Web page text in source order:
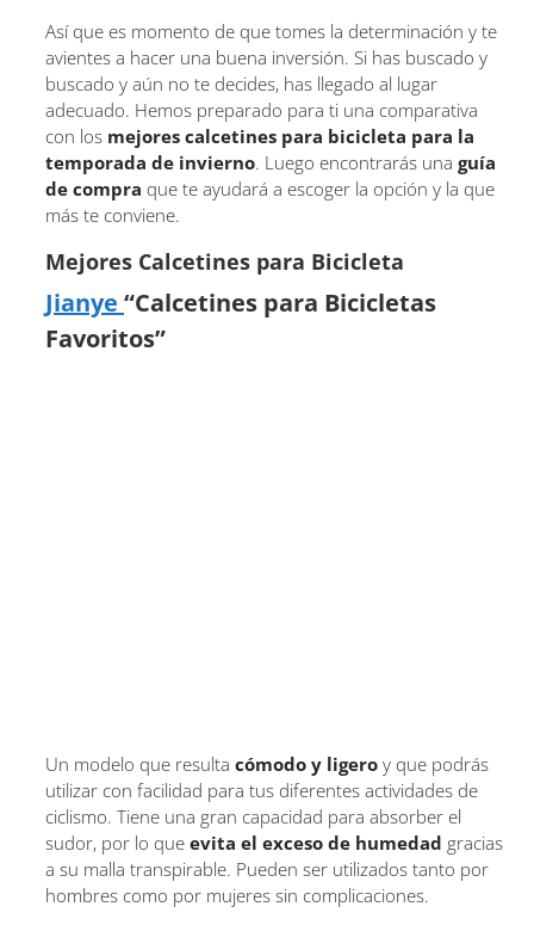
Así que es momento de que tomes la determinación y te
avientes a hacer una buena inversión. Si has buscado y
buscado y aún no te decides, has llegado al lugar
adecuado. Hemos preparado para ti una comparativa
con los mejores calcetines para bicicleta para la
temporada de invierno. Luego encontrarás una guía
de compra que te ayudará a escoger la opción y la que
más te conviene.
Mejores Calcetines para Bicicleta
Jianye “Calcetines para Bicicletas
Favoritos”
Un modelo que resulta cómodo y ligeroy que podrás
utilizar con facilidad para tus diferentes actividades de
ciclismo. Tiene una gran capacidad para absorber el
sudor, por lo que evita el exceso de humedad gracias
a su malla transpirable. Pueden ser utilizados tanto por
hombres como por mujeres sin complicaciones.